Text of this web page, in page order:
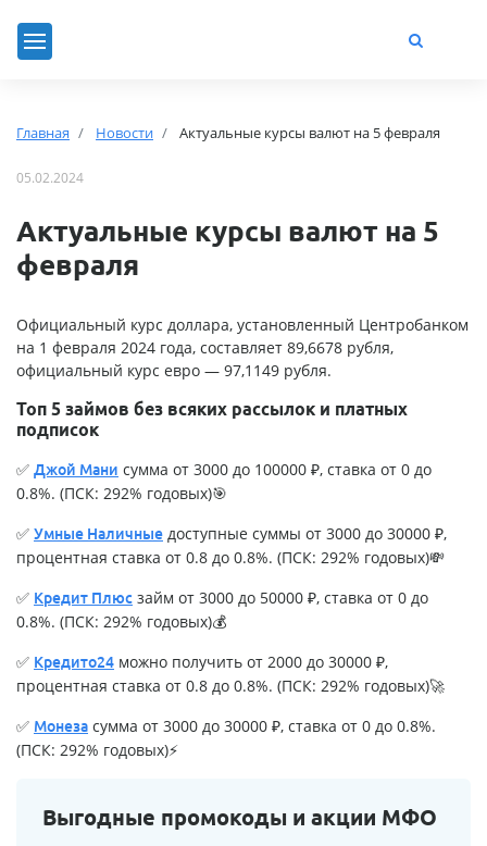
Главная Новости Актуальные курсы валют на 5 февраля
05.02.2024
Актуальные курсы валют на 5
февраля
Официальный курс доллара, установленный Центробанком
на 1 февраля 2024 года, составляет 89,6678 рубля,
официальный курс евро — 97,1149 рубля.
Топ 5 займов без всяких рассылок и платных
подписок
✅ Джой Мани сумма от 3000 до 100000 ₽, ставка от 0 до
0.8%. (ПСК: 292% годовых)🎯
✅ Умные Наличные доступные суммы от 3000 до 30000 ₽,
процентная ставка от 0.8 до 0.8%. (ПСК: 292% годовых)💸
✅ Кредит Плюс займ от 3000 до 50000 ₽, ставка от 0 до
0.8%. (ПСК: 292% годовых)💰
✅ Кредито24 можно получить от 2000 до 30000 ₽,
процентная ставка от 0.8 до 0.8%. (ПСК: 292% годовых)🚀
✅ Монеза сумма от 3000 до 30000 ₽, ставка от 0 до 0.8%.
(ПСК: 292% годовых)⚡
Выгодные промокоды и акции МФО